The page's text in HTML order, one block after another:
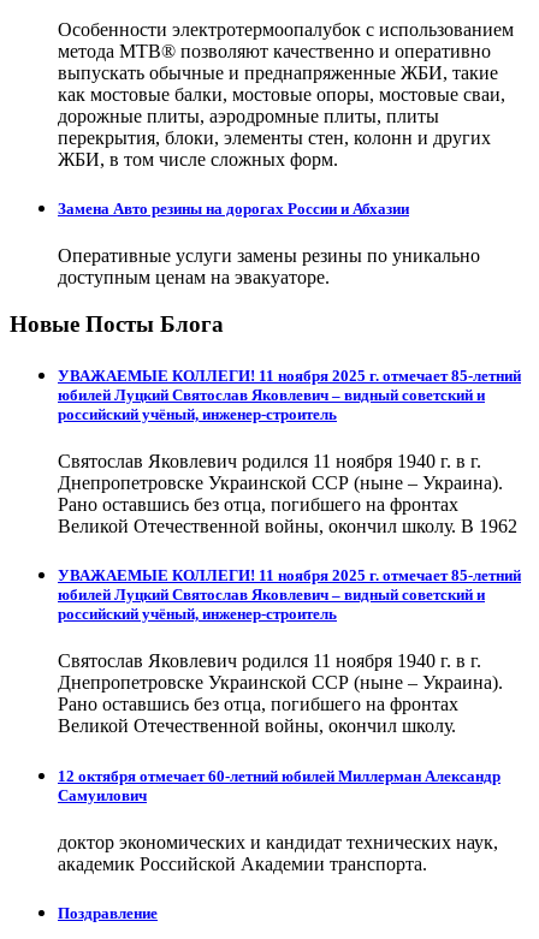
Особенности электротермоопалубок с использованием
метода МТВ® позволяют качественно и оперативно
выпускать обычные и преднапряженные ЖБИ, такие
как мостовые балки, мостовые опоры, мостовые сваи,
дорожные плиты, аэродромные плиты, плиты
перекрытия, блоки, элементы стен, колонн и других
ЖБИ, в том числе сложных форм.
Замена Авто резины на дорогах России и Абхазии
Оперативные услуги замены резины по уникально
доступным ценам на эвакуаторе.
Новые Посты Блога
УВАЖАЕМЫЕ КОЛЛЕГИ! 11 ноября 2025 г. отмечает 85-летний
юбилей Луцкий Святослав Яковлевич – видный советский и
российский учёный, инженер-строитель
Святослав Яковлевич родился 11 ноября 1940 г. в г.
Днепропетровске Украинской ССР (ныне – Украина).
Рано оставшись без отца, погибшего на фронтах
Великой Отечественной войны, окончил школу. В 1962
УВАЖАЕМЫЕ КОЛЛЕГИ! 11 ноября 2025 г. отмечает 85-летний
юбилей Луцкий Святослав Яковлевич – видный советский и
российский учёный, инженер-строитель
Святослав Яковлевич родился 11 ноября 1940 г. в г.
Днепропетровске Украинской ССР (ныне – Украина).
Рано оставшись без отца, погибшего на фронтах
Великой Отечественной войны, окончил школу.
12 октября отмечает 60-летний юбилей Миллерман Александр
Самуилович
доктор экономических и кандидат технических наук,
академик Российской Академии транспорта.
Поздравление